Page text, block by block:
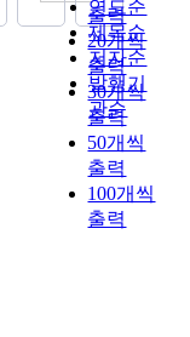
연도순
제목순
저자순
발행기
관순
출력
20개씩
출력
30개씩
출력
50개씩
출력
100개씩
출력